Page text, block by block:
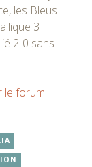
les Bleus
3
2-0 sans
le forum